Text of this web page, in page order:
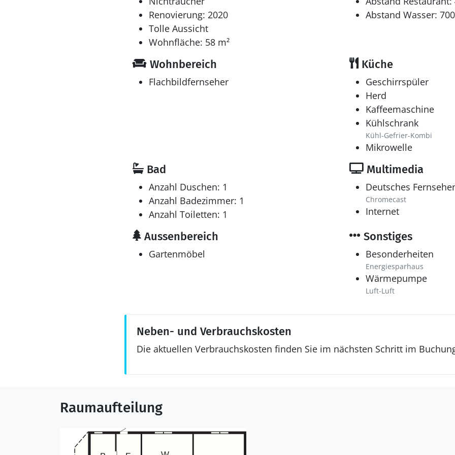
Renovierung: 2020
Tolle Aussicht
Wohnfläche: 58 m²
Abstand Wasser:
Wohnbereich
Flachbildfernseher
Küche
Geschirrspüler
Herd
Kaffeemaschine
Kühlschrank
Kühl-Gefrier-Kombi
Mikrowelle
Bad
Anzahl Duschen: 1
Anzahl Badezimmer: 1
Anzahl Toiletten: 1
Multimedia
Deutsches
Chromecast
Internet
Aussenbereich
Gartenmöbel
Sonstiges
Besonderheiten
Energiesparhaus
Wärmepumpe
Luft-Luft
Neben- und Verbrauchskosten
Die aktuellen Verbrauchskosten finden Sie im nächsten Schritt im
Raumaufteilung